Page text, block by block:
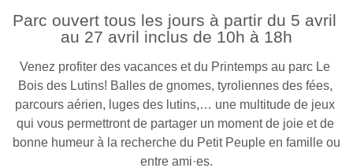
Parc ouvert tous les jours à partir du 5 avril
au 27 avril inclus de 10h à 18h
Venez profiter des vacances et du Printemps au parc Le
Bois des Lutins! Balles de gnomes, tyroliennes des fées,
parcours aérien, luges des lutins,… une multitude de jeux
qui vous permettront de partager un moment de joie et de
bonne humeur à la recherche du Petit Peuple en famille ou
entre ami·es.